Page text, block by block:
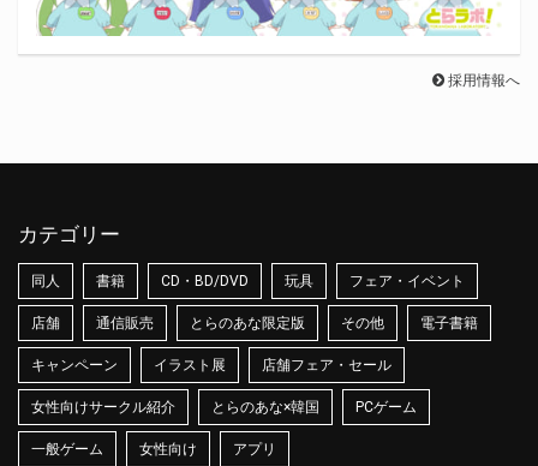
採用情報へ
カテゴリー
同人 書籍 CD・BD/DVD 玩具 フェア・イベント
店舗 通信販売 とらのあな限定版 その他 電子書籍
キャンペーン イラスト展 店舗フェア・セール
女性向けサークル紹介 とらのあな×韓国 PCゲーム
一般ゲーム 女性向け アプリ